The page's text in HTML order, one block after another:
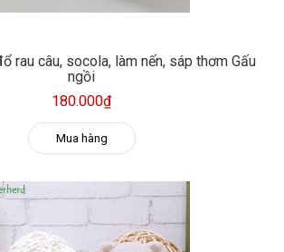
rau câu, socola, làm nến, sáp thơm Gấu
ngồi
180.000₫
Mua hàng